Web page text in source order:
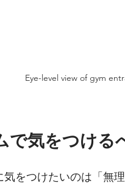
Eye-level view of gym
で気をつける
気をつけたいのは「無